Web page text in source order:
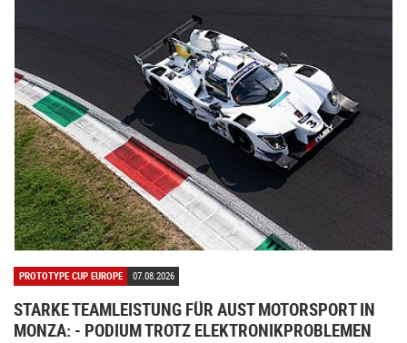
PROTOTYPE CUP EUROPE 07.08.2026
STARKE TEAMLEISTUNG FÜR AUST MOTORSPORT IN
MONZA: - PODIUM TROTZ ELEKTRONIKPROBLEMEN